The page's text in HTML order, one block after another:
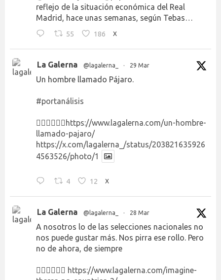
reflejo de la situación económica del Real
Madrid, hace unas semanas, según Tebas…
55 186 X
La Galerna @lagalerna_ · 29 Mar
Un hombre llamado Pájaro.
#portanálisis
👉🏻👉🏻👉🏻 https://www.lagalerna.com/un-hombre-
llamado-pajaro/
https://x.com/lagalerna_/status/203821635926
4563526/photo/1
4 12 X
La Galerna @lagalerna_ · 28 Mar
A nosotros lo de las selecciones nacionales no
nos puede gustar más. Nos pirra ese rollo. Pero
no de ahora, de siempre
👉🏻👉🏻👉🏻 https://www.lagalerna.com/imagine-